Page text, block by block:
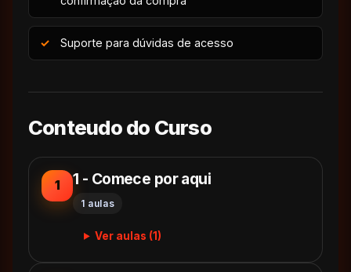
Suporte para dúvidas de acesso
Conteudo do Curso
1 1 - Comece por aqui
1 aulas
Ver aulas (1)